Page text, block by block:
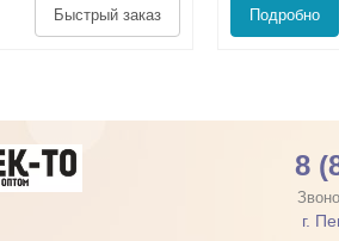
Быстрый заказ Подробно
8
г.